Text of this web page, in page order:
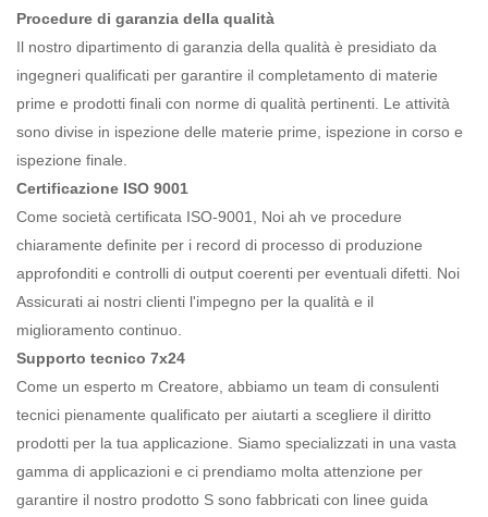
Procedure di garanzia della qualità
Il nostro dipartimento di garanzia della qualità è presidiato da
ingegneri qualificati per garantire il completamento di materie
prime e prodotti finali con norme di qualità pertinenti. Le attività
sono divise in ispezione delle materie prime, ispezione in corso e
ispezione finale.
Certificazione ISO 9001
Come società certificata ISO-9001, Noi ah ve procedure
chiaramente definite per i record di processo di produzione
approfonditi e controlli di output coerenti per eventuali difetti. Noi
Assicurati ai nostri clienti l'impegno per la qualità e il
miglioramento continuo.
Supporto tecnico 7x24
Come un esperto m Creatore, abbiamo un team di consulenti
tecnici pienamente qualificato per aiutarti a scegliere il diritto
prodotti per la tua applicazione. Siamo specializzati in una vasta
gamma di applicazioni e ci prendiamo molta attenzione per
garantire il nostro prodotto S sono fabbricati con linee guida